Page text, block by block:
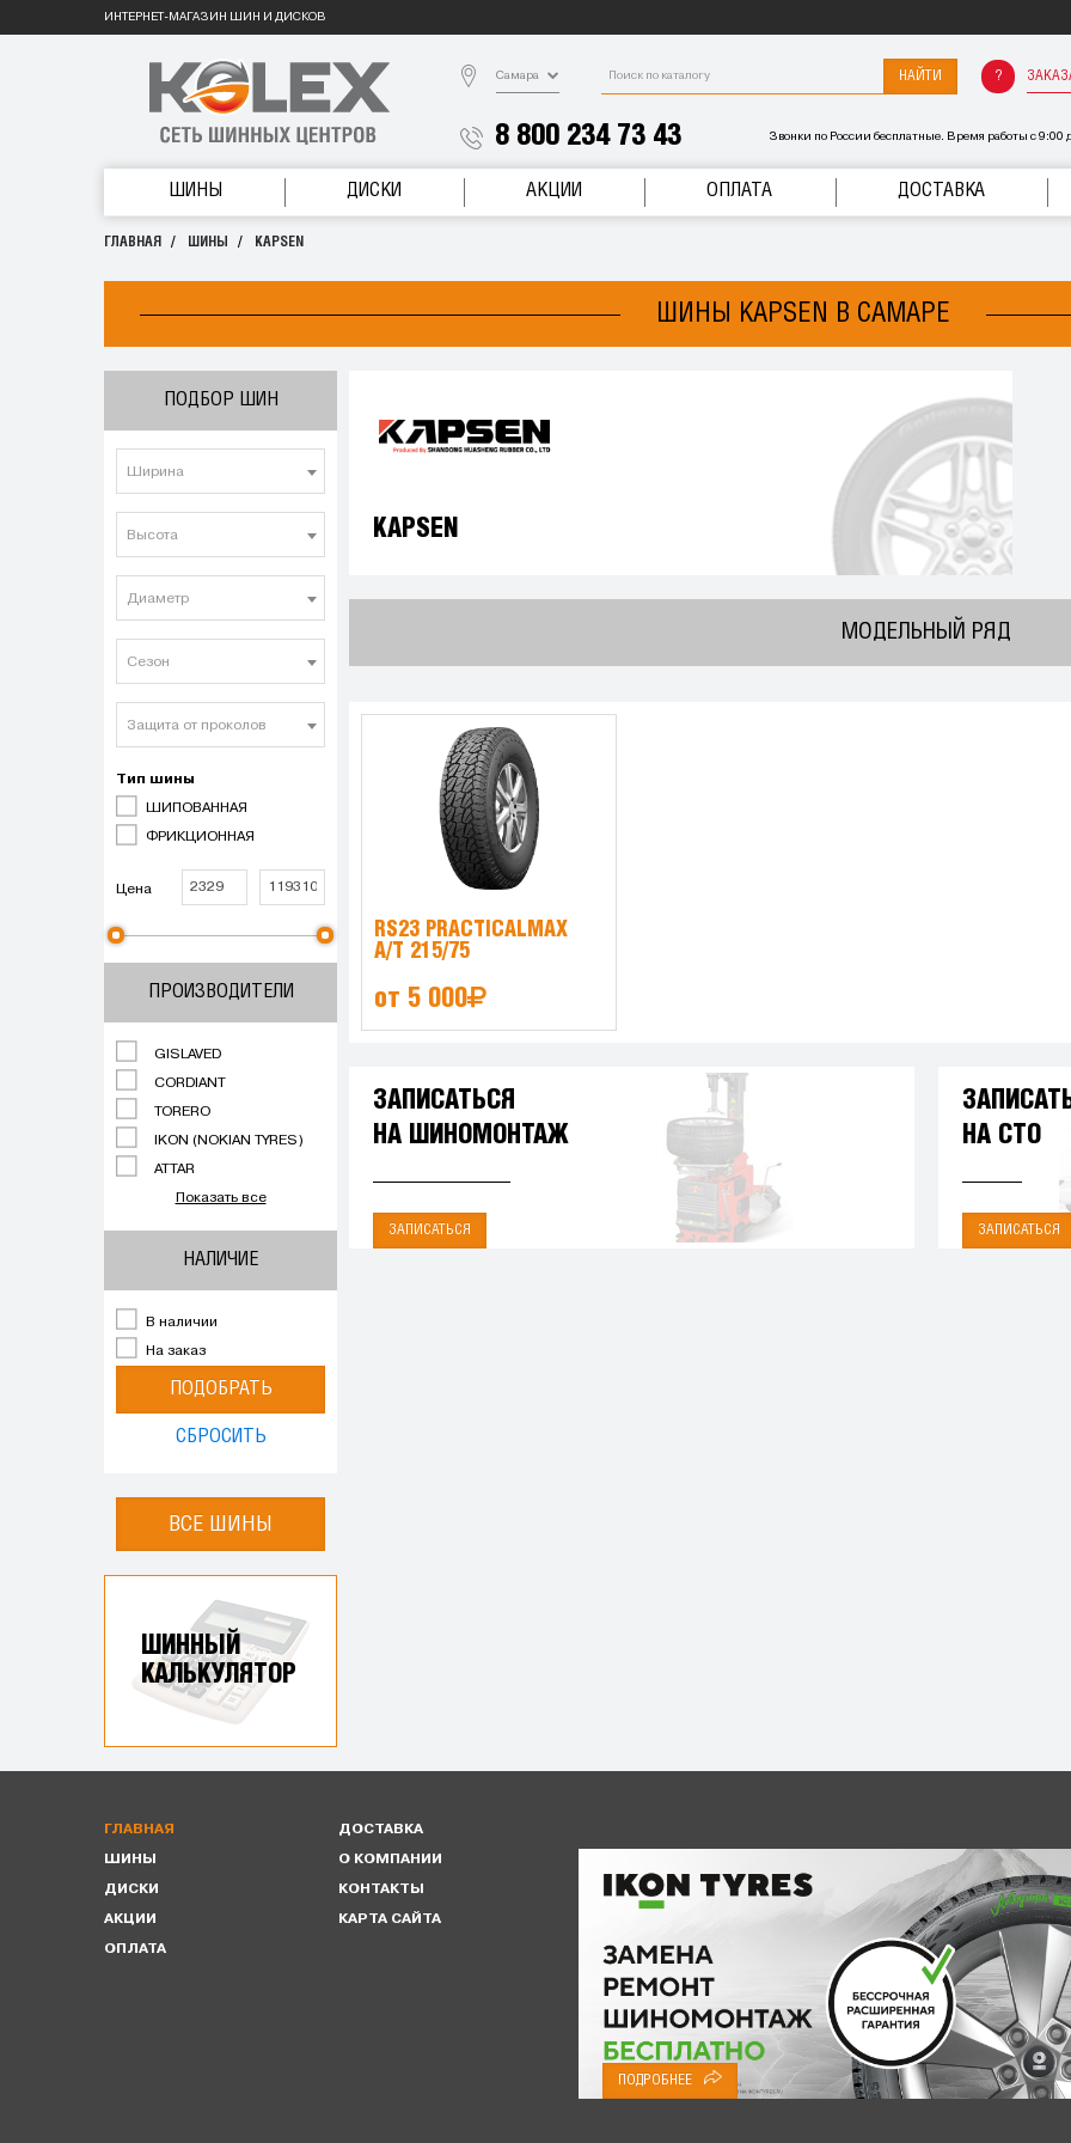
ИНТЕРНЕТ-МАГАЗИН ШИН И ДИСКОВ
Самара НАЙТИ
8 800 234 73 43 Звонки по России бесплатные. Время работы с 9:00
ШИНЫ ДИСКИ АКЦИИ ОПЛАТА ДОСТАВКА
ГЛАВНАЯ ШИНЫ KAPSEN
ШИНЫ KAPSEN В САМАРЕ
ПОДБОР ШИН
Ширина
Высота
Диаметр
Сезон
Защита от проколов
Тип шины
ШИПОВАННАЯ
ФРИКЦИОННАЯ
Цена
ПРОИЗВОДИТЕЛИ
GISLAVED
CORDIANT
TORERO
IKON (NOKIAN TYRES)
ATTAR
Показать все
НАЛИЧИЕ
В наличии
На заказ
ПОДОБРАТЬ
СБРОСИТЬ
ВСЕ ШИНЫ
ШИННЫЙ
КАЛЬКУЛЯТОР
KAPSEN
МОДЕЛЬНЫЙ РЯД
RS23 PRACTICALMAX
A/T 215/75
от 5 000
ЗАПИСАТЬСЯ
НА ШИНОМОНТАЖ
ЗАПИСАТЬСЯ
НА СТО
ЗАПИСАТЬСЯ
ГЛАВНАЯ
ШИНЫ
ДИСКИ
АКЦИИ
ОПЛАТА
ДОСТАВКА
О КОМПАНИИ
КОНТАКТЫ
КАРТА САЙТА
ПОДРОБНЕЕ